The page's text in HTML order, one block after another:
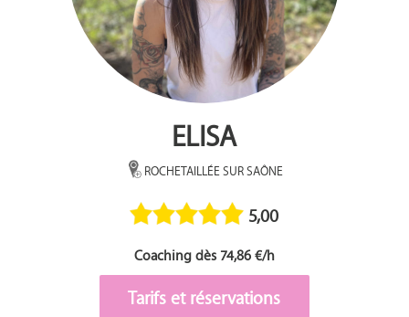
ELISA
ROCHETAILLÉE SUR SAÔNE
5,00
Coaching dès 74,86 €/h
Tarifs et réservations